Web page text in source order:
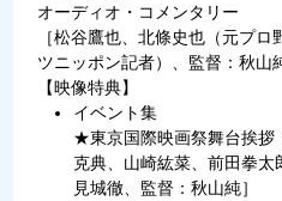
オーディオ・コメンタリー
［松谷鷹也、北條史也（元プ
ツニッポン記者）、監督：秋山
【映像特典】
イベント集
★東京国際映画祭舞台挨拶
克典、山崎紘菜、前田拳太
見城徹、監督：秋山純］